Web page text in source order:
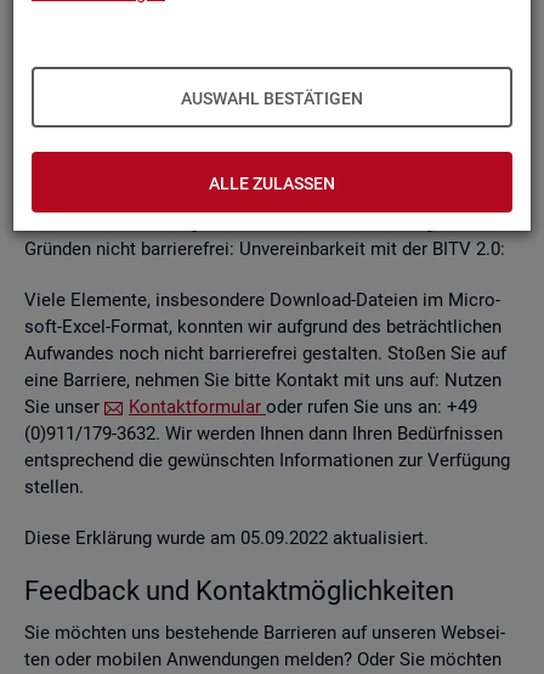
AUSWAHL BESTÄTIGEN
ALLE ZULASSEN
kon­ti­nu­ier­lich durch­ge­führt wer­den.
Die Web­sei­ten sind mit den ge­nann­ten An­for­de­run­gen teil­
Grün­den nicht bar­rie­re­frei: Un­ver­ein­bar­keit mit der BITV 2.0:
Viele Ele­men­te, ins­be­son­de­re Down­load-Da­tei­en im Mi­cro­
soft-Excel-For­mat, konn­ten wir auf­grund des be­trächt­li­chen
Auf­wan­des noch nicht bar­rie­re­frei ge­stal­ten. Sto­ßen Sie auf
eine Bar­rie­re, neh­men Sie bitte Kon­takt mit uns auf: Nut­zen
Sie unser
Kon­takt­for­mu­lar oder rufen Sie uns an: +49
(0)911/179-3632. Wir wer­den Ihnen dann Ihren Be­dürf­nis­sen
ent­spre­chend die ge­wünsch­ten In­for­ma­tio­nen zur Ver­fü­gung
stel­len.
Diese Er­klä­rung wurde am 05.09.2022 ak­tua­li­siert.
Feed­back und Kon­takt­mög­lich­kei­ten
Sie möch­ten uns be­stehen­de Bar­rie­ren auf un­se­ren Web­sei­
ten oder mo­bi­len An­wen­dun­gen mel­den? Oder Sie möch­ten